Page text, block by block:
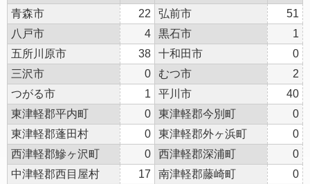
青森市
22 弘前市
51
八戸市
4 黒石市
1
五所川原市
38 十和田市
0
三沢市
0 むつ市
2
つがる市
1 平川市
40
東津軽郡平内町
0 東津軽郡今別町
0
東津軽郡蓬田村
0 東津軽郡外ヶ浜町
0
西津軽郡鰺ヶ沢町
0 西津軽郡深浦町
0
中津軽郡西目屋村
17 南津軽郡藤崎町
0